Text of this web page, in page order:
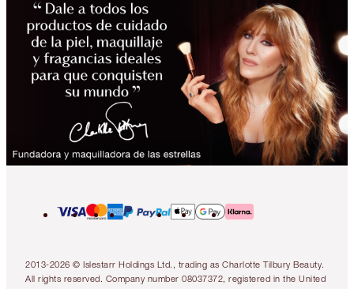
2013-2026 © Islestarr Holdings Ltd., trading as Charlotte Tilbury Beauty.
All rights reserved. Company number 08037372, registered in the United